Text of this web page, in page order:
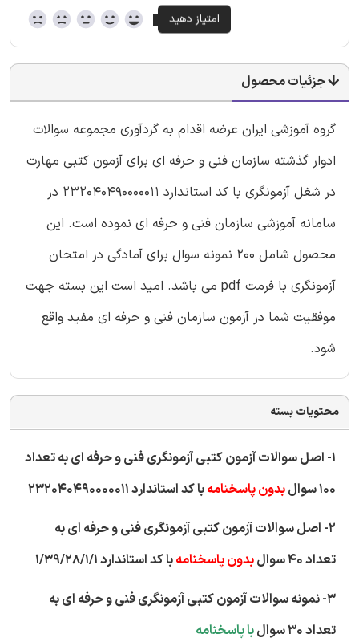
جزئیات محصول
گروه آموزشی ایران عرضه اقدام به گردآوری مجموعه سوالات
ادوار گذشته سازمان فنی و حرفه ای برای آزمون کتبی مهارت
در شغل آزمونگری با کد استاندارد 232040490000011 در
سامانه آموزشی سازمان فنی و حرفه ای نموده است. این
محصول شامل 200 نمونه سوال برای آمادگی در امتحان
آزمونگری با فرمت pdf می باشد. امید است این بسته جهت
موفقیت شما در آزمون سازمان فنی و حرفه ای مفید واقع
شود.
محتویات بسته
1- اصل سوالات آزمون کتبی آزمونگری فنی و حرفه ای به تعداد
100 سوال
بدون پاسخنامهبا کد استاندارد 232040490000011
2- اصل سوالات آزمون کتبی آزمونگری فنی و حرفه ای به
تعداد 40 سوال
بدون پاسخنامهبا کد استاندارد 1/39/28/1/1
3- نمونه سوالات آزمون کتبی آزمونگری فنی و حرفه ای به
تعداد 30 سوال
با پاسخنامه